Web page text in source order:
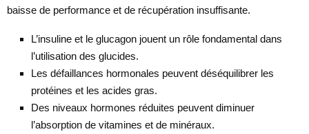
baisse de performance et de récupération insuffisante.
L’insuline et le glucagon jouent un rôle fondamental dans
l’utilisation des glucides.
Les défaillances hormonales peuvent déséquilibrer les
protéines et les acides gras.
Des niveaux hormones réduites peuvent diminuer
l’absorption de vitamines et de minéraux.